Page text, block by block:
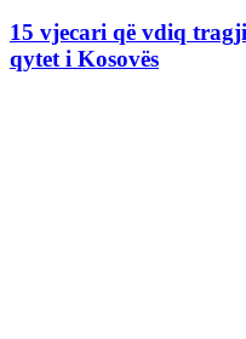
15 vjecari që vdiq
qytet i Kosovës